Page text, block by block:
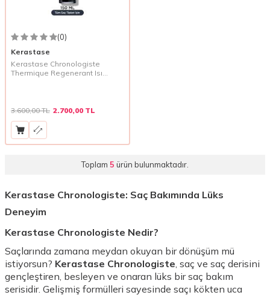
(0)
Kerastase
Kerastase Chronologiste
Thermique Regenerant Isı
Koruma
3.600,00TL 2.700,00 TL
Toplam 5 ürün bulunmaktadır.
Kerastase Chronologiste: Saç Bakımında Lüks
Deneyim
Kerastase Chronologiste Nedir?
Saçlarında zamana meydan okuyan bir dönüşüm mü
istiyorsun? Kerastase Chronologiste , saç ve saç derisini
gençleştiren, besleyen ve onaran lüks bir saç bakım
serisidir. Gelişmiş formülleri sayesinde saçı kökten uca